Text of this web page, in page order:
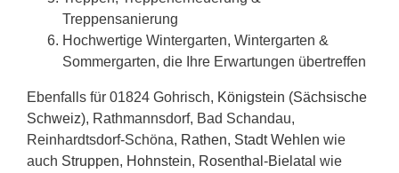
Treppensanierung
Hochwertige Wintergarten, Wintergarten &
Sommergarten, die Ihre Erwartungen übertreffen
Ebenfalls für 01824 Gohrisch, Königstein (Sächsische
Schweiz), Rathmannsdorf, Bad Schandau,
Reinhardtsdorf-Schöna, Rathen, Stadt Wehlen wie
auch Struppen, Hohnstein, Rosenthal-Bielatal wie